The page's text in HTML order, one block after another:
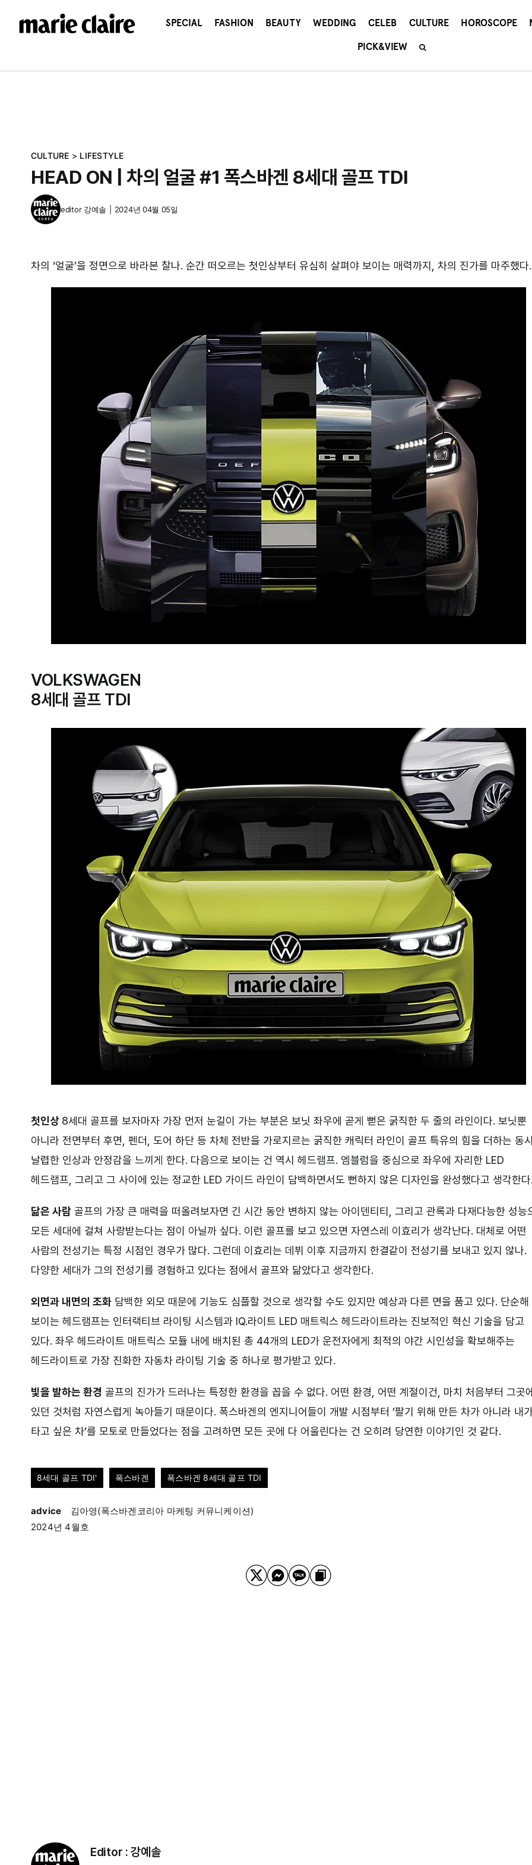
건
SPECIAL FASHION BEAUTY WEDDING CELEB CULTURE HOROSCOPE
PICK&VIEW
CULTURE > LIFESTYLE
HEAD ON | 차의 얼굴 #1 폭스바겐 8세대 골프 TDI
editor 강예솔 2024년 04월 05일
차의 ‘얼굴’을 정면으로 바라본 찰나. 순간 떠오르는 첫인상부터 유심히 살펴야 보이는 매력까지, 차의 진가를 마주했다.
VOLKSWAGEN
8세대 골프 TDI
첫인상 8세대 골프를 보자마자 가장 먼저 눈길이 가는 부분은 보닛 좌우에 곧게 뻗은 굵직한 두 줄의 라인이다. 보닛뿐
아니라 전면부터 후면, 펜더, 도어 하단 등 차체 전반을 가로지르는 굵직한 캐릭터 라인이 골프 특유의 힘을 더하는 동
날렵한 인상과 안정감을 느끼게 한다. 다음으로 보이는 건 역시 헤드램프. 엠블럼을 중심으로 좌우에 자리한 LED
헤드램프, 그리고 그 사이에 있는 정교한 LED 가이드 라인이 담백하면서도 뻔하지 않은 디자인을 완성했다고 생각한다.
닮은 사람 골프의 가장 큰 매력을 떠올려보자면 긴 시간 동안 변하지 않는 아이덴티티, 그리고 관록과 다재다능한 성능
모든 세대에 걸쳐 사랑받는다는 점이 아닐까 싶다. 이런 골프를 보고 있으면 자연스레 이효리가 생각난다. 대체로 어떤
사람의 전성기는 특정 시점인 경우가 많다. 그런데 이효리는 데뷔 이후 지금까지 한결같이 전성기를 보내고 있지 않나.
다양한 세대가 그의 전성기를 경험하고 있다는 점에서 골프와 닮았다고 생각한다.
외면과 내면의 조화 담백한 외모 때문에 기능도 심플할 것으로 생각할 수도 있지만 예상과 다른 면을 품고 있다. 단순해
보이는 헤드램프는 인터랙티브 라이팅 시스템과 IQ.라이트 LED 매트릭스 헤드라이트라는 진보적인 혁신 기술을 담고
있다. 좌우 헤드라이트 매트릭스 모듈 내에 배치된 총 44개의 LED가 운전자에게 최적의 야간 시인성을 확보해주는
헤드라이트로 가장 진화한 자동차 라이팅 기술 중 하나로 평가받고 있다.
빛을 발하는 환경 골프의 진가가 드러나는 특정한 환경을 꼽을 수 없다. 어떤 환경, 어떤 계절이건, 마치 처음부터 그곳
있던 것처럼 자연스럽게 녹아들기 때문이다. 폭스바겐의 엔지니어들이 개발 시점부터 ‘팔기 위해 만든 차가 아니라 내
타고 싶은 차’를 모토로 만들었다는 점을 고려하면 모든 곳에 다 어울린다는 건 오히려 당연한 이야기인 것 같다.
8세대 골프 TDI' 폭스바겐 폭스바겐 8세대 골프 TDI
advice
김아영(폭스바겐코리아 마케팅 커뮤니케이션)
2024년 4월호
Editor :강예솔